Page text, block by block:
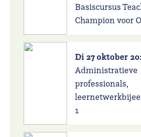
Basiscursus
Champion voor
Di 27 oktober
Administratieve
professionals,
1